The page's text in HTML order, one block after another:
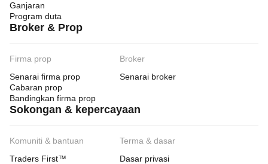
Ganjaran
Program duta
Broker & Prop
Firma prop
Senarai firma prop
Cabaran prop
Bandingkan firma prop
Broker
Senarai broker
Sokongan & kepercayaan
Komuniti & bantuan
Traders First™
Terma & dasar
Dasar privasi